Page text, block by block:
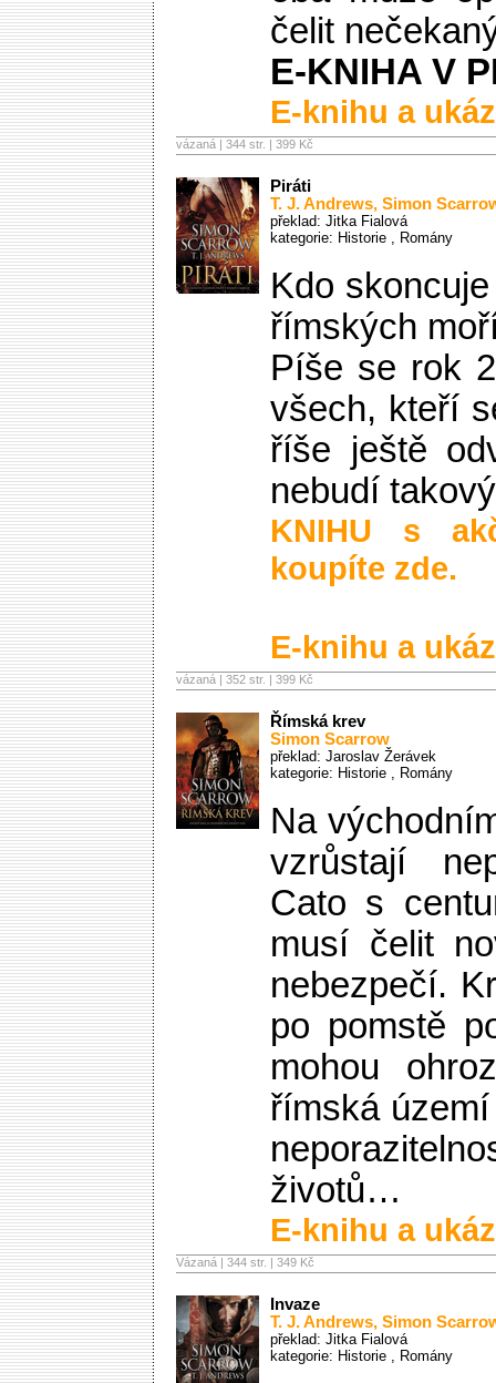
čelit
E-KNIHA V
E-knihu a
vázaná | 344 str. | 399 Kč
Piráti
T. J. Andrews, Simon
překlad: Jitka Fialová
kategorie: Historie , Romány
Kdo
římských
Píše se rok
všech, kteří
říše ještě
nebudí
KNIHU s
koupíte zde.
E-knihu a
vázaná | 352 str. | 399 Kč
Římská krev
Simon Scarrow
překlad: Jaroslav Žerávek
kategorie: Historie , Romány
Na
vzrůstají
Cato s
musí čelit
nebezpečí.
po pomstě
mohou
římská
životů…
E-knihu a
Vázaná | 344 str. | 349 Kč
Invaze
T. J. Andrews, Simon
překlad: Jitka Fialová
kategorie: Historie , Romány